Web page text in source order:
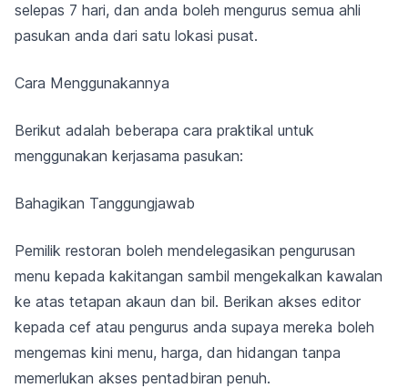
selepas 7 hari, dan anda boleh mengurus semua ahli
pasukan anda dari satu lokasi pusat.
Cara Menggunakannya
Berikut adalah beberapa cara praktikal untuk
menggunakan kerjasama pasukan:
Bahagikan Tanggungjawab
Pemilik restoran boleh mendelegasikan pengurusan
menu kepada kakitangan sambil mengekalkan kawalan
ke atas tetapan akaun dan bil. Berikan akses editor
kepada cef atau pengurus anda supaya mereka boleh
mengemas kini menu, harga, dan hidangan tanpa
memerlukan akses pentadbiran penuh.